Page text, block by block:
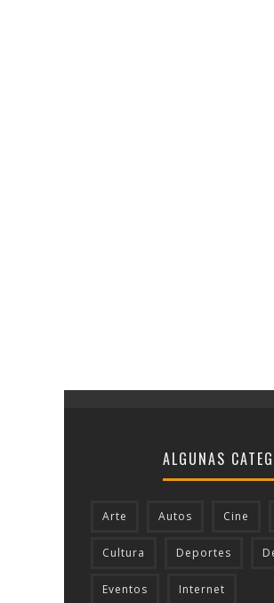
ALGUNAS
Arte Autos Cine
Cultura Deportes
Eventos Internet